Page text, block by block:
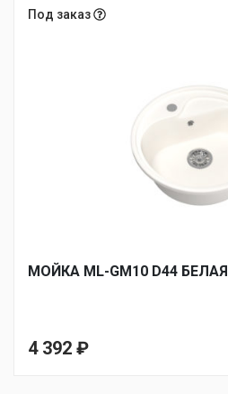
Под заказ
МОЙКA ML-GM10 D44 БЕЛАЯ
4 392 ₽